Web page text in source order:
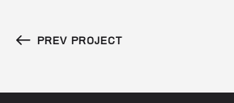
PREV PROJECT